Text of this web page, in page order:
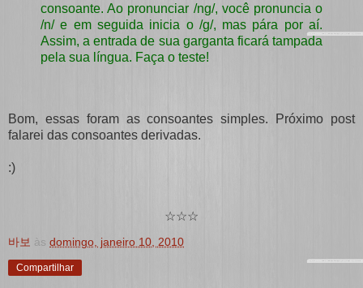
consoante. Ao pronunciar /ng/, você pronuncia o
/n/ e em seguida inicia o /g/, mas pára por aí.
Assim, a entrada de sua garganta ficará tampada
pela sua língua. Faça o teste!
Bom, essas foram as consoantes simples. Próximo post
falarei das consoantes derivadas.
:)
☆☆☆
바보 às domingo, janeiro 10, 2010
Compartilhar